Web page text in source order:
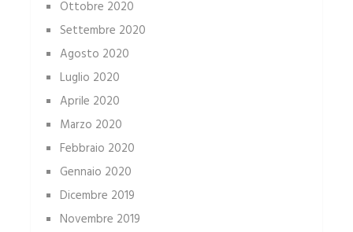
Ottobre 2020
Settembre 2020
Agosto 2020
Luglio 2020
Aprile 2020
Marzo 2020
Febbraio 2020
Gennaio 2020
Dicembre 2019
Novembre 2019